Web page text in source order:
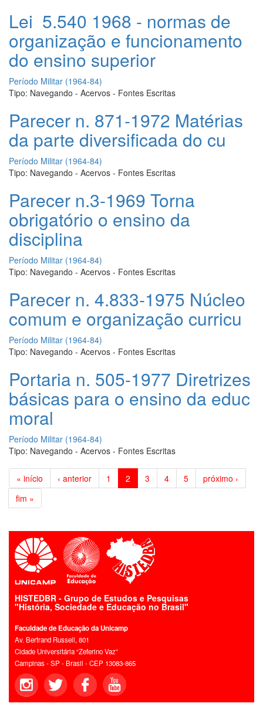
Lei 5.540 1968 - normas de
organização e funcionamento
do ensino superior
Período Militar (1964-84)
Tipo: Navegando - Acervos - Fontes Escritas
Parecer n. 871-1972 Matérias
da parte diversificada do cu
Período Militar (1964-84)
Tipo: Navegando - Acervos - Fontes Escritas
Parecer n.3-1969 Torna
obrigatório o ensino da
disciplina
Período Militar (1964-84)
Tipo: Navegando - Acervos - Fontes Escritas
Parecer n. 4.833-1975 Núcleo
comum e organização curricu
Período Militar (1964-84)
Tipo: Navegando - Acervos - Fontes Escritas
Portaria n. 505-1977 Diretrizes
básicas para o ensino da educ
moral
Período Militar (1964-84)
Tipo: Navegando - Acervos - Fontes Escritas
« início ‹ anterior 1 2 3 4 5
próximo ›
fim »
HISTEDBR - Grupo de Estudos e Pesquisas
"História, Sociedade e Educação no Brasil"
Faculdade de Educação da Unicamp
Av. Bertrand Russell, 801
Cidade Universitária “Zeferino Vaz”
Campinas - SP - Brasil - CEP 13083-865